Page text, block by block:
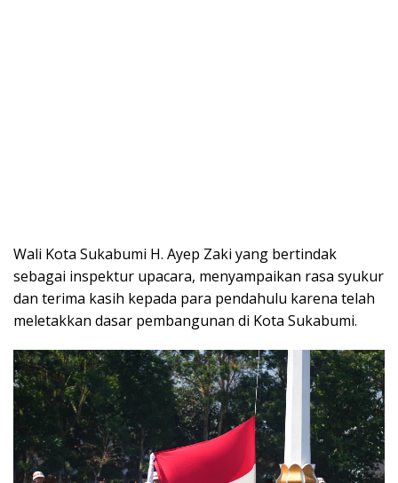
Wali Kota Sukabumi H. Ayep Zaki yang bertindak
sebagai inspektur upacara, menyampaikan rasa syukur
dan terima kasih kepada para pendahulu karena telah
meletakkan dasar pembangunan di Kota Sukabumi.